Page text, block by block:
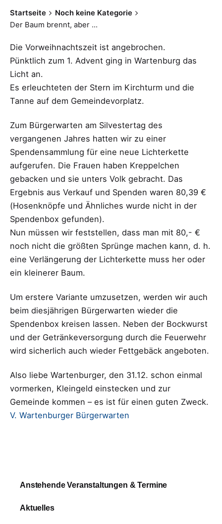
Startseite
Noch keine Kategorie
Der Baum brennt, aber …
Die Vorweihnachtszeit ist angebrochen.
Pünktlich zum 1. Advent ging in Wartenburg das
Licht an.
Es erleuchteten der Stern im Kirchturm und die
Tanne auf dem Gemeindevorplatz.
Zum Bürgerwarten am Silvestertag des
vergangenen Jahres hatten wir zu einer
Spendensammlung für eine neue Lichterkette
aufgerufen. Die Frauen haben Kreppelchen
gebacken und sie unters Volk gebracht. Das
Ergebnis aus Verkauf und Spenden waren 80,39 €
(Hosenknöpfe und Ähnliches wurde nicht in der
Spendenbox gefunden).
Nun müssen wir feststellen, dass man mit 80,- €
noch nicht die größten Sprünge machen kann, d. h.
eine Verlängerung der Lichterkette muss her oder
ein kleinerer Baum.
Um erstere Variante umzusetzen, werden wir auch
beim diesjährigen Bürgerwarten wieder die
Spendenbox kreisen lassen. Neben der Bockwurst
und der Getränkeversorgung durch die Feuerwehr
wird sicherlich auch wieder Fettgebäck angeboten.
Also liebe Wartenburger, den 31.12. schon einmal
vormerken, Kleingeld einstecken und zur
Gemeinde kommen – es ist für einen guten Zweck.
V. Wartenburger Bürgerwarten
Anstehende Veranstaltungen & Termine
Aktuelles